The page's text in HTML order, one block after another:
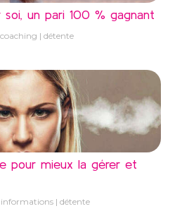
soi, un pari 100 % gagnant
coaching détente
pour mieux la gérer et
informations détente